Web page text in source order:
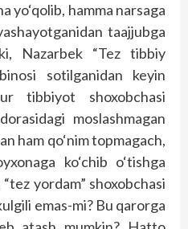
yo‘qolib, hamma narsaga
taajjubga
Nazarbek “Tez tibbiy
sotilganidan keyin
tibbiyot shoxobchasi
moslashmagan
ham qo‘nim topmagach,
ko‘chib o‘tishga
yordam” shoxobchasi
emas-mi? Bu qarorga